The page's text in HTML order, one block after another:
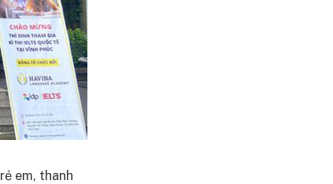
em, thanh